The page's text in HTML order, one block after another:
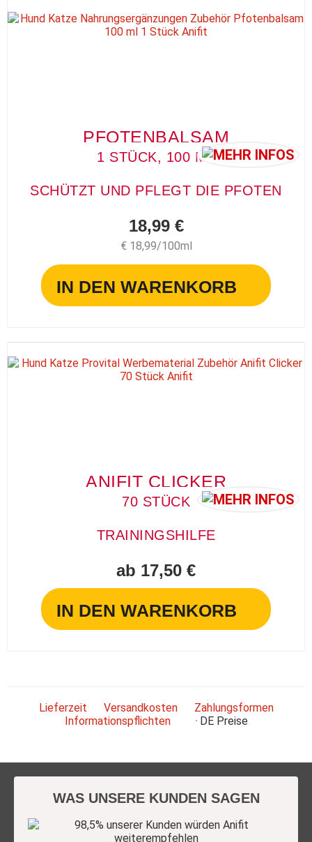
PFOTENBALSAM
1 STÜCK, 100 ML
SCHÜTZT UND PFLEGT DIE PFOTEN
18,99 €
€ 18,99/100ml
IN DEN WARENKORB
ANIFIT CLICKER
70 STÜCK
TRAININGSHILFE
ab 17,50 €
IN DEN WARENKORB
Lieferzeit Versandkosten
Zahlungsformen
Informationspflichten
DEPreise
WAS UNSERE KUNDEN SAGEN